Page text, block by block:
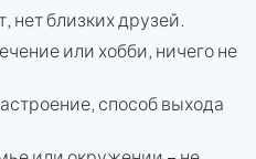
нет близких друзей.
или хобби, ничего не
способ выхода